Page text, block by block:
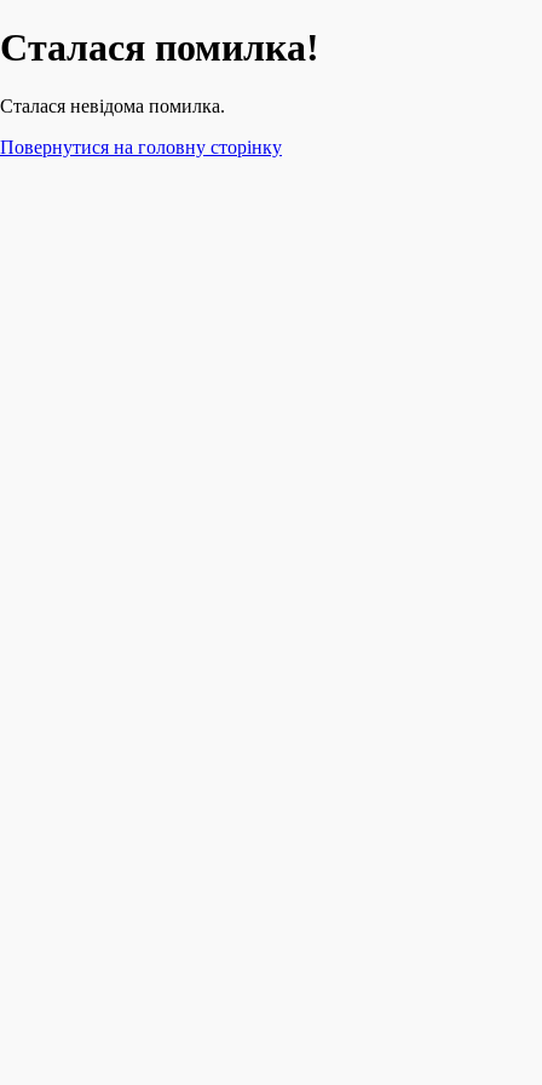
Сталася помилка!
Сталася невідома помилка.
Повернутися на головну сторінку